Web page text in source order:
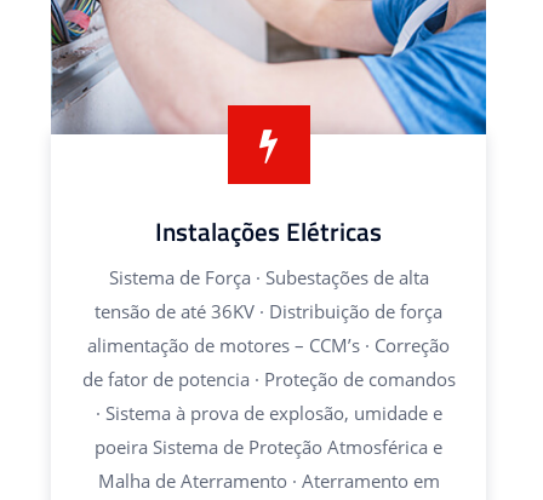
Instalações Elétricas
Sistema de Força · Subestações de alta
tensão de até 36KV · Distribuição de força
alimentação de motores – CCM’s · Correção
de fator de potencia · Proteção de comandos
· Sistema à prova de explosão, umidade e
poeira Sistema de Proteção Atmosférica e
Malha de Aterramento · Aterramento em